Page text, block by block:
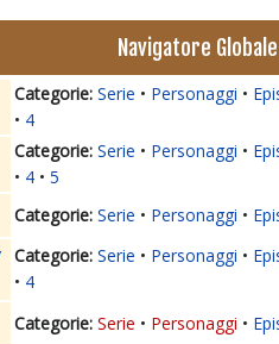
Navigatore Globale
Serie Personaggi
4
Serie Personaggi
4
5
Serie Personaggi
Serie Personaggi
4
Serie Personaggi